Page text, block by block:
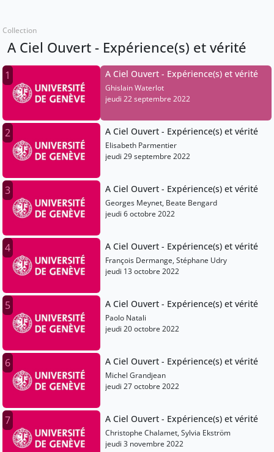
Collection
A Ciel Ouvert - Expérience(s) et vérité
1 A Ciel Ouvert - Expérience(s) et vérité
Ghislain Waterlot
jeudi 22 septembre 2022
2 A Ciel Ouvert - Expérience(s) et vérité
Elisabeth Parmentier
jeudi 29 septembre 2022
3 A Ciel Ouvert - Expérience(s) et vérité
Georges Meynet, Beate Bengard
jeudi 6 octobre 2022
4 A Ciel Ouvert - Expérience(s) et vérité
François Dermange, Stéphane Udry
jeudi 13 octobre 2022
5 A Ciel Ouvert - Expérience(s) et vérité
Paolo Natali
jeudi 20 octobre 2022
6 A Ciel Ouvert - Expérience(s) et vérité
Michel Grandjean
jeudi 27 octobre 2022
7 A Ciel Ouvert - Expérience(s) et vérité
Christophe Chalamet, Sylvia Ekström
jeudi 3 novembre 2022